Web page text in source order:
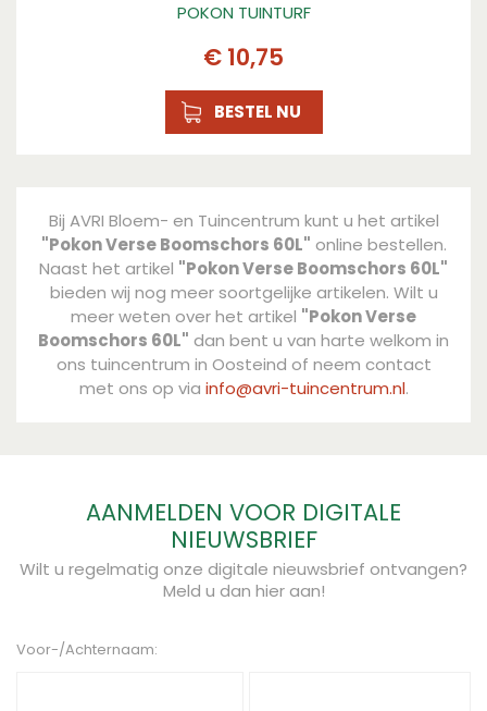
POKON TUINTURF
€ 10,75
BESTEL NU
Bij AVRI Bloem- en Tuincentrum kunt u het artikel
"Pokon Verse Boomschors 60L" online bestellen.
Naast het artikel "Pokon Verse Boomschors 60L"
bieden wij nog meer soortgelijke artikelen. Wilt u
meer weten over het artikel "Pokon Verse
Boomschors 60L" dan bent u van harte welkom in
ons tuincentrum in Oosteind of neem contact
met ons op via info@avri-tuincentrum.nl.
AANMELDEN VOOR DIGITALE
NIEUWSBRIEF
Wilt u regelmatig onze digitale nieuwsbrief ontvangen?
Meld u dan hier aan!
Voor-/Achternaam: